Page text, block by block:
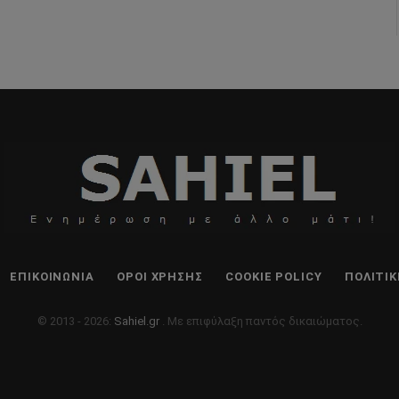
ΕΠΙΚΟΙΝΩΝΊΑ ΌΡΟΙ ΧΡΉΣΗΣ COOKIE POLICY
© 2013 - 2026: Sahiel.gr . Με επιφύλαξη παντός δικαιώματος.